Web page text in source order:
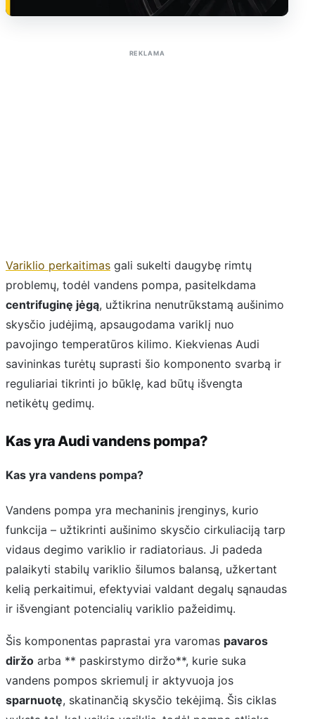
REKLAMA
Variklio perkaitimas gali sukelti daugybę rimtų
problemų, todėl vandens pompa, pasitelkdama
centrifuginę jėgą, užtikrina nenutrūkstamą aušinimo
skysčio judėjimą, apsaugodama variklį nuo
pavojingo temperatūros kilimo. Kiekvienas Audi
savininkas turėtų suprasti šio komponento svarbą ir
reguliariai tikrinti jo būklę, kad būtų išvengta
netikėtų gedimų.
Kas yra Audi vandens pompa?
Kas yra vandens pompa?
Vandens pompa yra mechaninis įrenginys, kurio
funkcija – užtikrinti aušinimo skysčio cirkuliaciją tarp
vidaus degimo variklio ir radiatoriaus. Ji padeda
palaikyti stabilų variklio šilumos balansą, užkertant
kelią perkaitimui, efektyviai valdant degalų sąnaudas
ir išvengiant potencialių variklio pažeidimų.
Šis komponentas paprastai yra varomas pavaros
diržo arba ** paskirstymo diržo**, kurie suka
vandens pompos skriemulį ir aktyvuoja jos
sparnuotę, skatinančią skysčio tekėjimą. Šis ciklas